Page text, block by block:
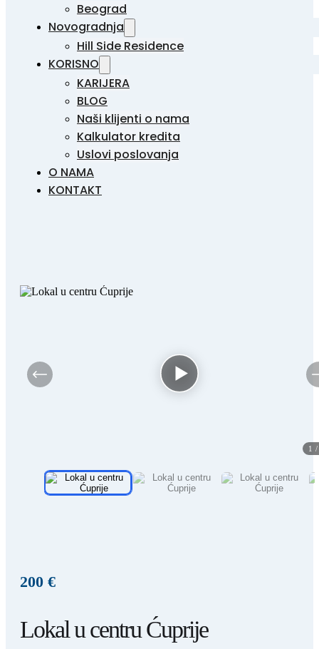
Beograd
Novogradnja
Hill Side Residence
KORISNO
KARIJERA
BLOG
Naši klijenti o nama
Kalkulator kredita
Uslovi poslovanja
O NAMA
KONTAKT
1
200 €
Lokal u centru Ćuprije